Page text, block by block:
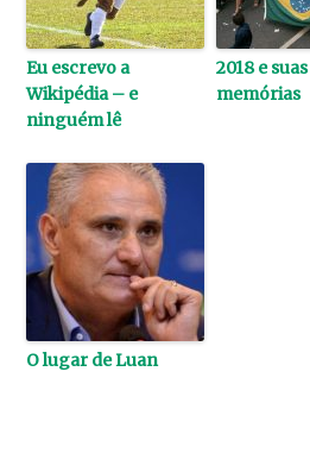
Eu escrevo a
Wikipédia – e
ninguém lê
2018 e suas
memórias
O lugar de Luan